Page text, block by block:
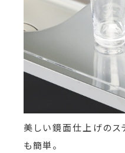
美しい鏡面仕上げのス
も簡単。